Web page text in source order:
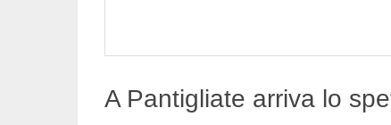
A Pantigliate arriva lo